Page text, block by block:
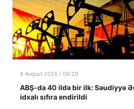
8 Avqust 2026 / 09:29
ABŞ-da 40 ildə bir ilk: Səudiyyə
idxalı sıfıra endirildi